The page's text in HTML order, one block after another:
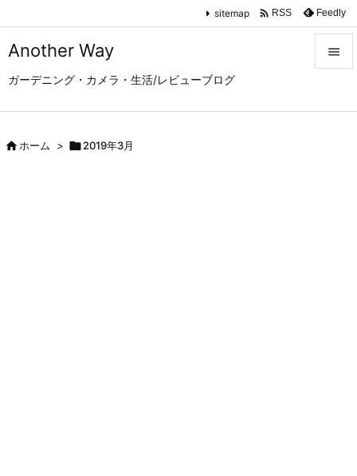
Another Way
ガーデニング・カメラ・生活/レビューブログ

sitemap  RSS Feedly
ホーム > 2019年3月